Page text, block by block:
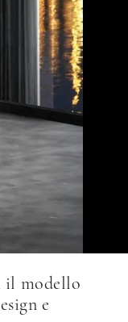
il modello
e